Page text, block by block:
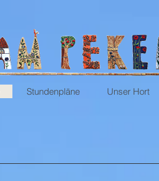
Stundenpläne Unser Hort